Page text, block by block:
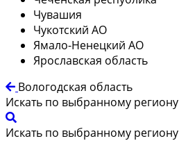
Чувашия
Чукотский АО
Ямало-Ненецкий АО
Ярославская область
Вологодская область
Искать по выбранному региону
Искать по выбранному региону